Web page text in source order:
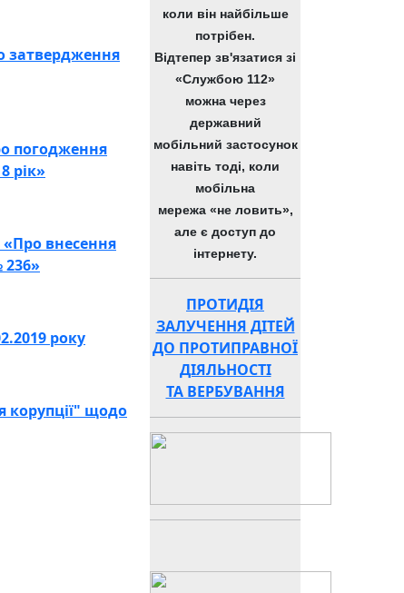
затвердження
погодження
рік»
«Про внесення
236»
року
корупції" щодо
коли він найбільше
потрібен.
Відтепер зв'язатися зі
«Службою 112»
можна через
державний
мобільний застосунок
навіть тоді, коли
мобільна
мережа «не ловить»,
але є доступ до
інтернету.
ПРОТИДІЯ
ЗАЛУЧЕННЯ ДІТЕЙ
ДО ПРОТИПРАВНОЇ
ДІЯЛЬНОСТІ
ТА ВЕРБУВАННЯ